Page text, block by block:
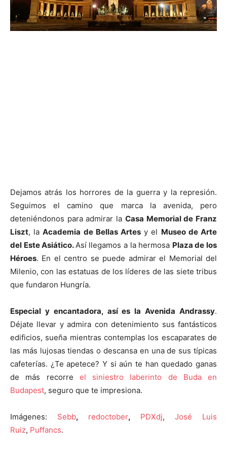
Dejamos atrás los horrores de la guerra y la represión.
Seguimos el camino que marca la avenida, pero
deteniéndonos para admirar la Casa Memorial de Franz
Liszt, laAcademia de Bellas Artes y el Museo de Arte
del Este Asiático.Así llegamos a la hermosa Plaza de los
Héroes. En el centro se puede admirar el Memorial del
Milenio, con las estatuas de los líderes de las siete tribus
que fundaron Hungría.
Especial y encantadora, así es la Avenida Andrassy.
Déjate llevar y admira con detenimiento sus fantásticos
edificios, sueña mientras contemplas los escaparates de
las más lujosas tiendas o descansa en una de sus típicas
cafeterías. ¿Te apetece? Y si aún te han quedado ganas
de más recorre el siniestro laberinto de Buda en
Budapest, seguro que te impresiona.
Imágenes: Sebb, redoctober, PDXdj, José Luis
Ruiz, Puffancs.